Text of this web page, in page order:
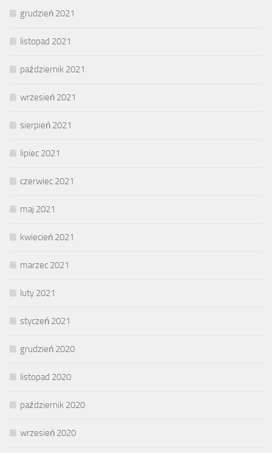
grudzień 2021
listopad 2021
październik 2021
wrzesień 2021
sierpień 2021
lipiec 2021
czerwiec 2021
maj 2021
kwiecień 2021
marzec 2021
luty 2021
styczeń 2021
grudzień 2020
listopad 2020
październik 2020
wrzesień 2020